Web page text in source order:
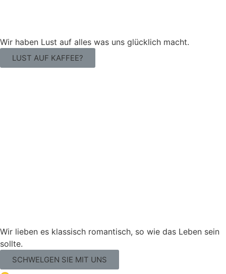
Wir haben Lust auf alles was uns glücklich macht.
LUST AUF KAFFEE?
Wir lieben es klassisch romantisch, so wie das Leben sein
sollte.
SCHWELGEN SIE MIT UNS